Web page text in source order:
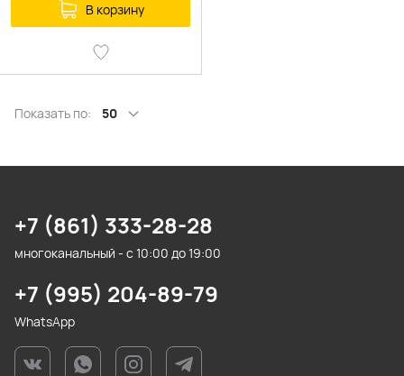
В корзину
Показать по: 50
+7 (861) 333-28-28
многоканальный - с 10:00 до 19:00
+7 (995) 204-89-79
WhatsApp